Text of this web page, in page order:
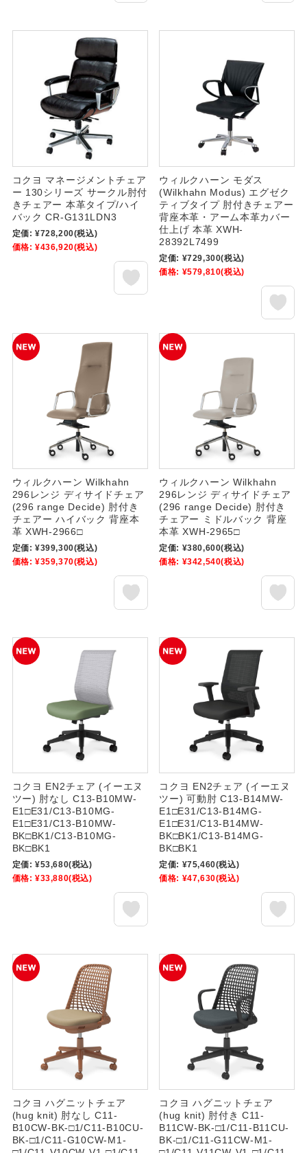
コクヨ マネージメントチェア
ー 130シリーズ サークル肘付
きチェアー 本革タイプ/ハイ
バック CR-G131LDN3
定価: ¥728,200(税込)
価格: ¥436,920(税込)
ウィルクハーン モダス
(Wilkhahn Modus) エグゼク
ティブタイプ 肘付きチェアー
背座本革・アーム本革カバー
仕上げ 本革 XWH-
28392L7499
定価: ¥729,300(税込)
価格: ¥579,810(税込)
ウィルクハーン Wilkhahn
296レンジ ディサイドチェア
(296 range Decide) 肘付き
チェアー ハイバック 背座本
革 XWH-2966□
定価: ¥399,300(税込)
価格: ¥359,370(税込)
ウィルクハーン Wilkhahn
296レンジ ディサイドチェア
(296 range Decide) 肘付き
チェアー ミドルバック 背座
本革 XWH-2965□
定価: ¥380,600(税込)
価格: ¥342,540(税込)
コクヨ EN2チェア (イーエヌ
ツー) 肘なし C13-B10MW-
E1□E31/C13-B10MG-
E1□E31/C13-B10MW-
BK□BK1/C13-B10MG-
BK□BK1
定価: ¥53,680(税込)
価格: ¥33,880(税込)
コクヨ EN2チェア (イーエヌ
ツー) 可動肘 C13-B14MW-
E1□E31/C13-B14MG-
E1□E31/C13-B14MW-
BK□BK1/C13-B14MG-
BK□BK1
定価: ¥75,460(税込)
価格: ¥47,630(税込)
コクヨ ハグニットチェア
(hug knit) 肘なし C11-
B10CW-BK-□1/C11-B10CU-
BK-□1/C11-G10CW-M1-
コクヨ ハグニットチェア
(hug knit) 肘付き C11-
B11CW-BK-□1/C11-B11CU-
BK-□1/C11-G11CW-M1-